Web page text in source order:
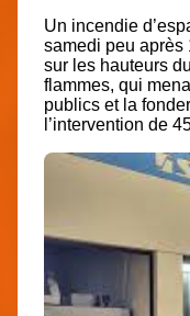
Un incendie
samedi peu après
sur les hauteurs
flammes, qui
publics et la
’intervention de